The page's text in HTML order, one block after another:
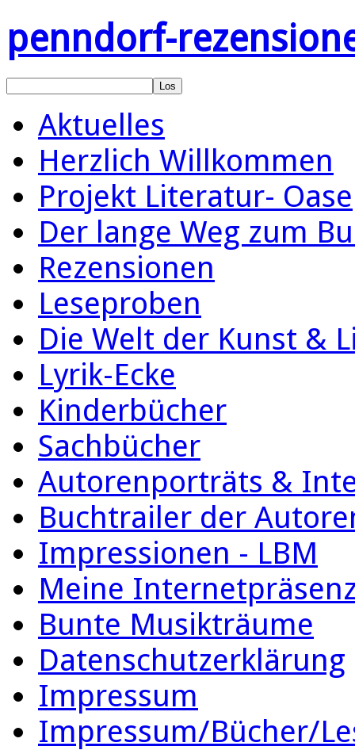
penndorf-
Aktuelles
Herzlich Willkommen
Projekt Literatur- Oase
Der lange Weg zum
Rezensionen
Leseproben
Die Welt der Kunst &
Lyrik-Ecke
Kinderbücher
Sachbücher
Autorenporträts &
Buchtrailer der
Impressionen - LBM
Meine
Bunte Musikträume
Datenschutzerklärung
Impressum
Impressum/Bücher/